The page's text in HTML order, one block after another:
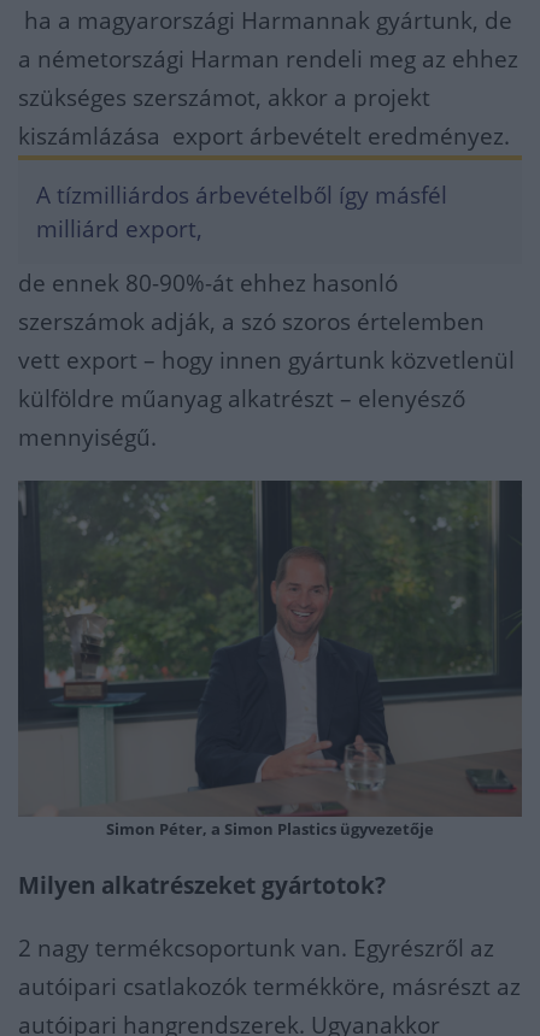
ha a magyarországi Harmannak gyártunk, de
a németországi Harman rendeli meg az ehhez
szükséges szerszámot, akkor a projekt
kiszámlázása export árbevételt eredményez.
A tízmilliárdos árbevételből így másfél
milliárd export,
de ennek 80-90%-át ehhez hasonló
szerszámok adják, a szó szoros értelemben
vett export – hogy innen gyártunk közvetlenül
külföldre műanyag alkatrészt – elenyésző
mennyiségű.
Simon Péter, a Simon Plastics ügyvezetője
Milyen alkatrészeket gyártotok?
2 nagy termékcsoportunk van. Egyrészről az
autóipari csatlakozók termékköre, másrészt az
autóipari hangrendszerek. Ugyanakkor